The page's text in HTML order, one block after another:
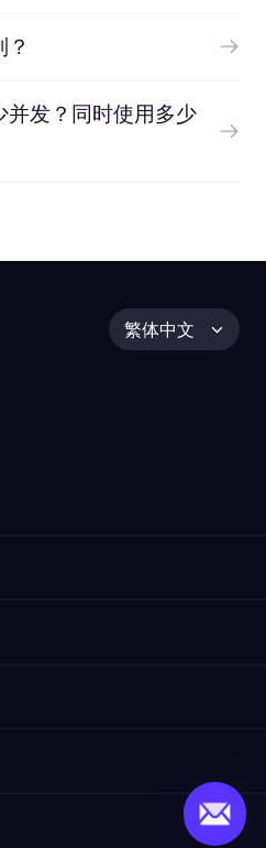
发？同时使用多少
繁体中文